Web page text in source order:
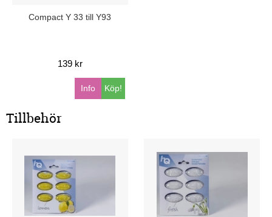
Compact Y 33 till Y93
139 kr
Köp!
Info
Tillbehör